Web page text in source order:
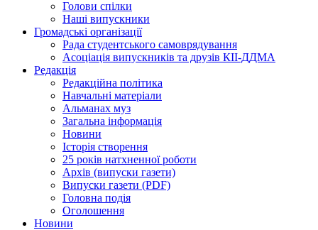
Голови спілки
Наші випускники
Громадські організації
Рада студентського самоврядування
Асоціація випускників та друзів КІІ-ДДМА
Редакція
Редакційна політика
Навчальні матеріали
Альманах муз
Загальна інформація
Новини
Історія створення
25 років натхненної роботи
Архів (випуски газети)
Випуски газети (PDF)
Головна подія
Оголошення
Новини